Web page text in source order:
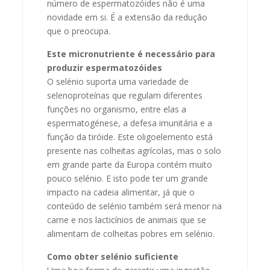
número de espermatozóides não é uma
novidade em si. É a extensão da redução
que o preocupa.
Este micronutriente é necessário para
produzir espermatozóides
O selénio suporta uma variedade de
selenoproteínas que regulam diferentes
funções no organismo, entre elas a
espermatogénese, a defesa imunitária e a
função da tiróide. Este oligoelemento está
presente nas colheitas agrícolas, mas o solo
em grande parte da Europa contém muito
pouco selénio. E isto pode ter um grande
impacto na cadeia alimentar, já que o
conteúdo de selénio também será menor na
carne e nos lacticínios de animais que se
alimentam de colheitas pobres em selénio.
Como obter selénio suficiente